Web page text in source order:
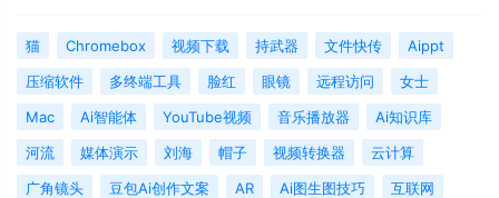
猫 Chromebox 视频下载 持武器 文件快传
Aippt
压缩软件
多终端工具 脸红 眼镜 远程访问
女士
Mac
Ai智能体 YouTube视频 音乐播放器
Ai知识库
河流
媒体演示 刘海 帽子 视频转换器
云计算
广角镜头
豆包Ai创作文案 AR Ai图生图技巧
互联网